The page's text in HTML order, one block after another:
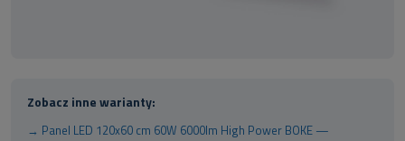
Zobacz inne warianty:
→ Panel LED 120x60 cm 60W 6000lm High Power BOKE —